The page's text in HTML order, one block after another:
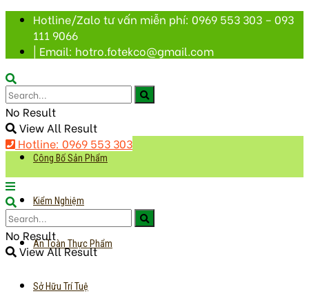
Hotline/Zalo tư vấn miễn phí: 0969 553 303 – 093
111 9066
| Email: hotro.fotekco@gmail.com
No Result
View All Result
Hotline: 0969 553 303
Công Bố Sản Phẩm
Kiểm Nghiệm
An Toàn Thực Phẩm
Sở Hữu Trí Tuệ
No Result
View All Result